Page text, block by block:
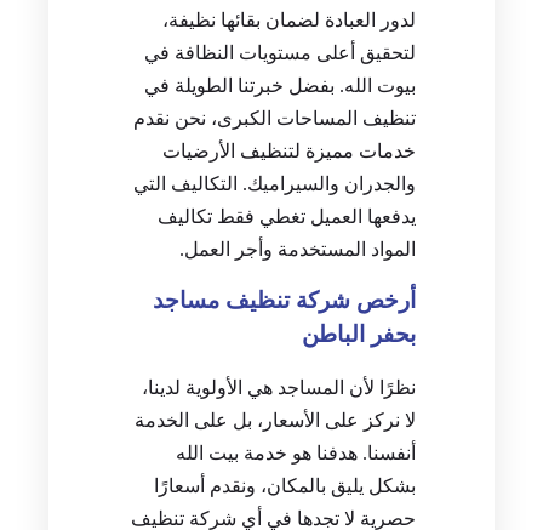
لدور العبادة لضمان بقائها نظيفة،
لتحقيق أعلى مستويات النظافة في
بيوت الله. بفضل خبرتنا الطويلة في
تنظيف المساحات الكبرى، نحن نقدم
خدمات مميزة لتنظيف الأرضيات
والجدران والسيراميك. التكاليف التي
يدفعها العميل تغطي فقط تكاليف
المواد المستخدمة وأجر العمل.
أرخص شركة تنظيف مساجد
بحفر الباطن
نظرًا لأن المساجد هي الأولوية لدينا،
لا نركز على الأسعار، بل على الخدمة
أنفسنا. هدفنا هو خدمة بيت الله
بشكل يليق بالمكان، ونقدم أسعارًا
حصرية لا تجدها في أي شركة تنظيف